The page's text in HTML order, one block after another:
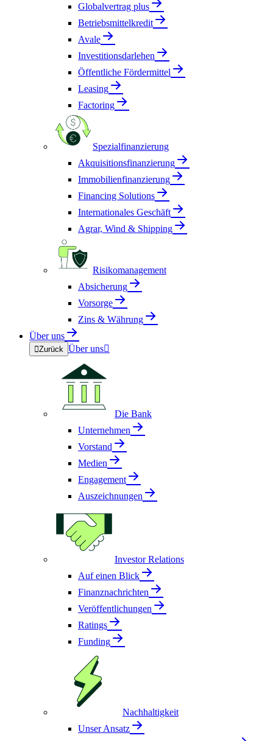
Globalvertrag plus
Betriebsmittelkredit
Avale
Investitionsdarlehen
Öffentliche Fördermittel
Leasing
Factoring
Spezialfinanzierung
Akquisitionsfinanzierung
Immobilienfinanzierung
Financing Solutions
Internationales Geschäft
Agrar, Wind & Shipping
Risikomanagement
Absicherung
Vorsorge
Zins & Währung
Über uns
Zurück Über uns
Die Bank
Unternehmen
Vorstand
Medien
Engagement
Auszeichnungen
Investor Relations
Auf einen Blick
Finanznachrichten
Veröffentlichungen
Ratings
Funding
Nachhaltigkeit
Unser Ansatz